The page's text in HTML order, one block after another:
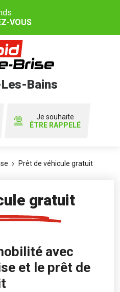
VOUS
Bains
Je souhaite
ÊTRE RAPPELÉ
Prêt de véhicule gratuit
gratuit
avec
et le prêt de